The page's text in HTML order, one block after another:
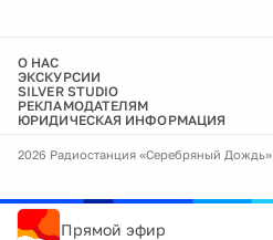
О НАС
ЭКСКУРСИИ
SILVER STUDIO
РЕКЛАМОДАТЕЛЯМ
ЮРИДИЧЕСКАЯ ИНФОРМАЦИЯ
2026 Радиостанция «Серебряный Дождь»
Прямой эфир